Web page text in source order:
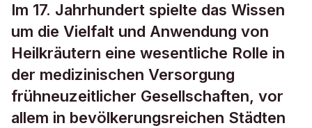
Vielfältiger Arzneigarten
Im 17. Jahrhundert spielte das Wissen
um die Vielfalt und Anwendung von
Heilkräutern eine wesentliche Rolle in
der medizinischen Versorgung
frühneuzeitlicher Gesellschaften, vor
allem in bevölkerungsreichen Städten